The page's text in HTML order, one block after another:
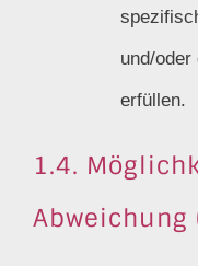
und/oder
erfüllen.
1.4.
Abweichung